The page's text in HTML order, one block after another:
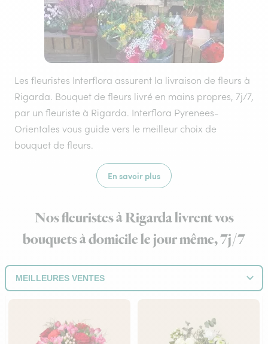
Les fleuristes Interflora assurent la livraison de fleurs à
Rigarda. Bouquet de fleurs livré en mains propres, 7j/7,
par un fleuriste à Rigarda. Interflora Pyrenees-
Orientales vous guide vers le meilleur choix de
bouquet de fleurs.
En savoir plus
Nos fleuristes à Rigarda livrent vos
bouquets à domicile le jour même, 7j/7